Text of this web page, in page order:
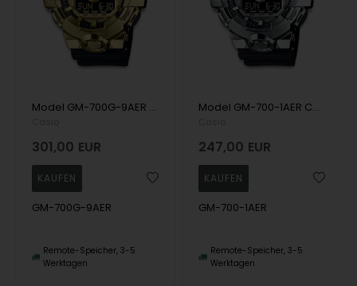
Model GM-700G-9AER Casio Casio G-Shock Casio multifunktion Herren uhr
301,00 EUR
GM-700G-9AER
Remote-Speicher, 3-5
Werktagen
Model GM-700-1AER Casio Casio G-Shock Casio Herren uhr
247,00 EUR
GM-700-1AER
Remote-Speicher, 3-5
Werktagen